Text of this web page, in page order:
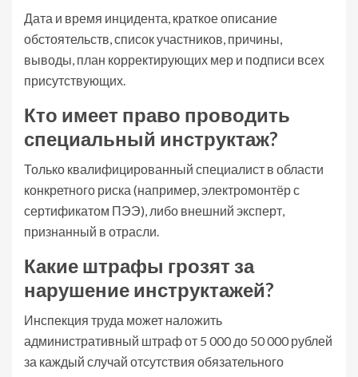
Дата и время инцидента, краткое описание
обстоятельств, список участников, причины,
выводы, план корректирующих мер и подписи всех
присутствующих.
Кто имеет право проводить
специальный инструктаж?
Только квалифицированный специалист в области
конкретного риска (например, электромонтёр с
сертификатом ПЭЭ), либо внешний эксперт,
признанный в отрасли.
Какие штрафы грозят за
нарушение инструктажей?
Инспекция труда может наложить
административный штраф от 5 000 до 50 000 рублей
за каждый случай отсутствия обязательного